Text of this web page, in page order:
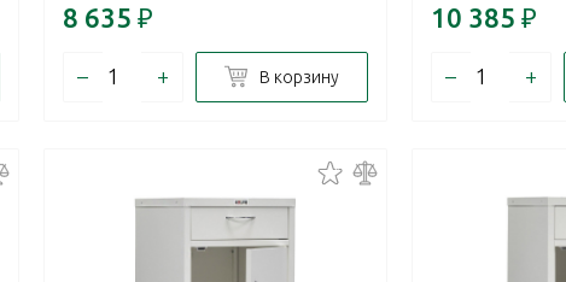
8 635 ₽
– + В корзину
10 385 ₽
– +